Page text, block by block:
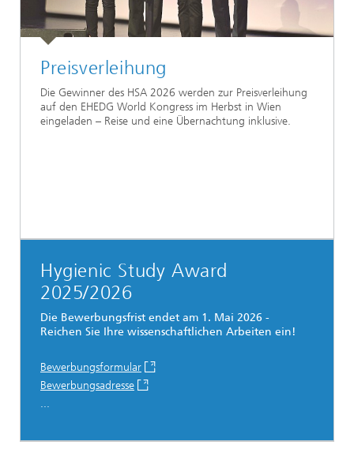
Preisverleihung
Die Gewinner des HSA 2026 werden zur Preisverleihung
auf den EHEDG World Kongress im Herbst in Wien
eingeladen – Reise und eine Übernachtung inklusive.
Hygienic Study Award
2025/2026
Die Bewerbungsfrist endet am 1. Mai 2026 -
Reichen Sie Ihre wissenschaftlichen Arbeiten ein!
Bewerbungsformular
Bewerbungsadresse
...